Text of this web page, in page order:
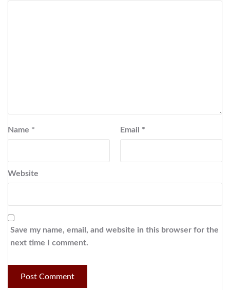
Name * Email *
Website
Save my name, email, and website in this browser for the
next time I comment.